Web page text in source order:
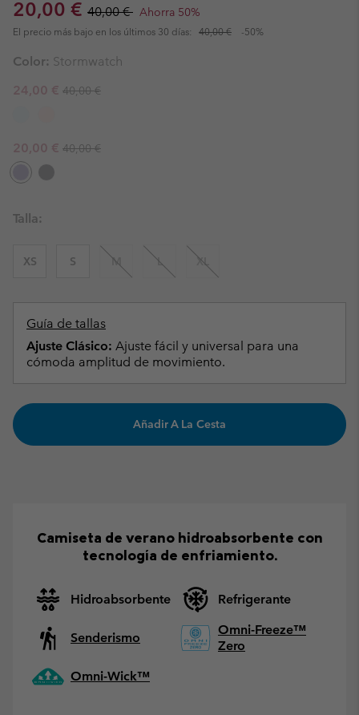
Sale price:
20,00 € Regular price:
40,00 € Ahorra 50%
El precio más bajo en los últimos 30 días: 40,00 € -50%
Color: Stormwatch
Sale price:
24,00 € Regular price:
40,00 €
Sale price:
20,00 € Regular price:
40,00 €
Talla:
XS S M L XL
Guía de tallas
Ajuste Clásico: Ajuste fácil y universal para una
cómoda amplitud de movimiento.
Añadir A La Cesta
Camiseta de verano hidroabsorbente con
tecnología de enfriamiento.
Hidroabsorbente Refrigerante
Senderismo
Omni-Freeze™
Zero
Omni-Wick™